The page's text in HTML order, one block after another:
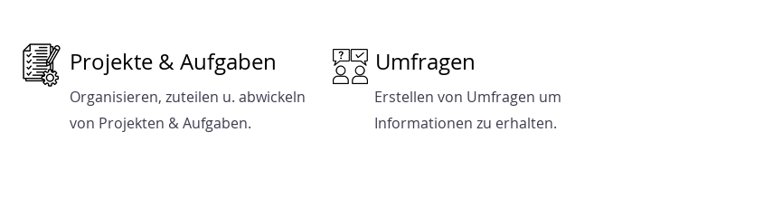
Projekte & Aufgaben
Organisieren, zuteilen u. abwickeln
von Projekten & Aufgaben.
Umfragen
Erstellen von Umfragen um
Informationen zu erhalten.